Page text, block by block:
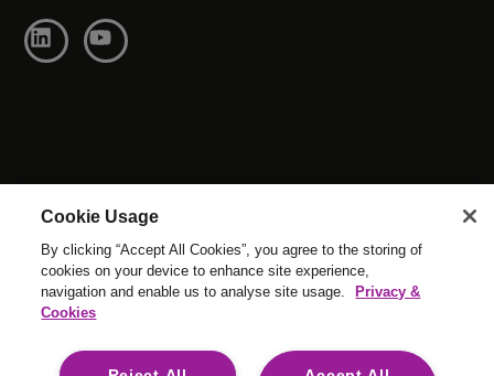
© Upphovsrätt Reed & Mackay 2026 . Alla rättigheter
Webbplatsens villor|Cookie-inställningar|Modern Slavery
Cookie Usage
By clicking “Accept All Cookies”, you agree to the storing of
cookies on your device to enhance site experience,
navigation and enable us to analyse site usage.
Privacy &
Cookies